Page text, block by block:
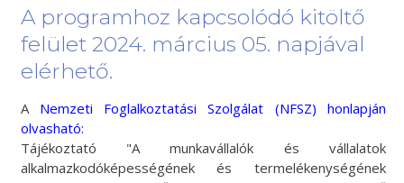
A programhoz kapcsolódó kitöltő
felület 2024. március 05. napjával
elérhető.
A Nemzeti Foglalkoztatási Szolgálat (NFSZ) honlapján
olvasható:
Tájékoztató "A munkavállalók és vállalatok
alkalmazkodóképességének és termelékenységének